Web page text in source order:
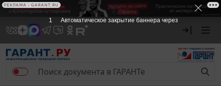
1 Автоматическое закрытие баннера через
РЕКЛАМА • GARANT.RU